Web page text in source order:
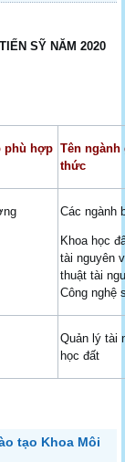
SỸ NĂM 2020
phù hợp Tên
thức
Các ngành
Khoa học
tài nguyên
thuật tài
Công nghệ
Quản lý tài
học đất
tạo Khoa Môi